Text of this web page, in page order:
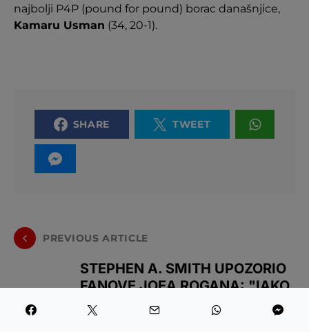
najbolji P4P (pound for pound) borac današnjice,
Kamaru Usman (34, 20-1).
SHARE TWEET
PREVIOUS ARTICLE
STEPHEN A. SMITH UPOZORIO
FANOVE JOEA ROGANA: "IAKO
IMAM POŠTOVANJE PREMA
NJEMU, NOKAUTIRAO BI GA"